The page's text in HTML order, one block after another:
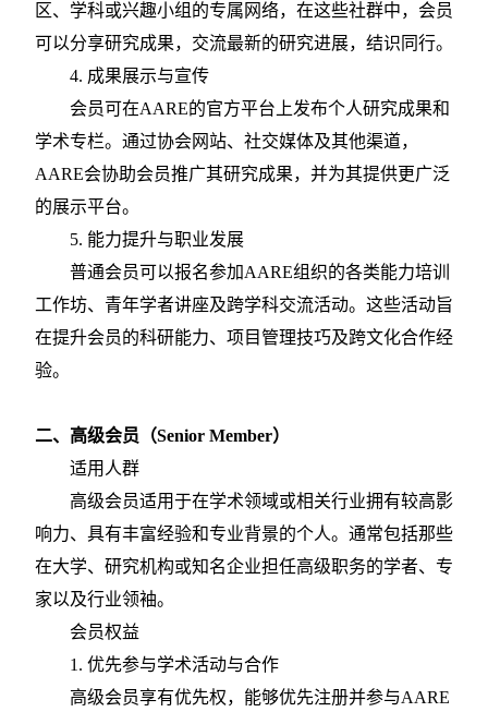
区、学科或兴趣小组的专属网络，在这些社群中，会员
可以分享研究成果，交流最新的研究进展，结识同行。
4. 成果展示与宣传
会员可在AARE的官方平台上发布个人研究成果和
学术专栏。通过协会网站、社交媒体及其他渠道，
AARE会协助会员推广其研究成果，并为其提供更广泛
的展示平台。
5. 能力提升与职业发展
普通会员可以报名参加AARE组织的各类能力培训
工作坊、青年学者讲座及跨学科交流活动。这些活动旨
在提升会员的科研能力、项目管理技巧及跨文化合作经
验。
二、高级会员（Senior Member）
适用人群
高级会员适用于在学术领域或相关行业拥有较高影
响力、具有丰富经验和专业背景的个人。通常包括那些
在大学、研究机构或知名企业担任高级职务的学者、专
家以及行业领袖。
会员权益
1. 优先参与学术活动与合作
高级会员享有优先权，能够优先注册并参与AARE